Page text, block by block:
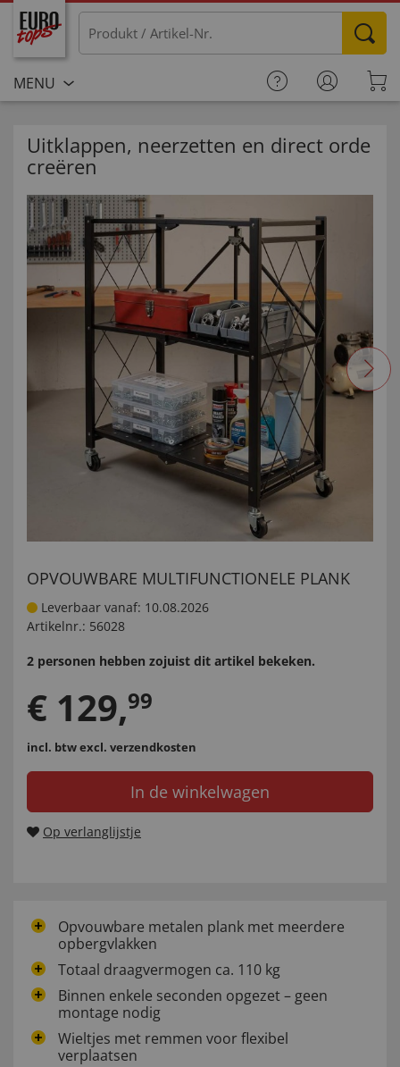
MENU
Uitklappen, neerzetten en direct orde
creëren
OPVOUWBARE MULTIFUNCTIONELE PLANK
Leverbaar vanaf: 10.08.2026
Artikelnr.: 56028
2 personen hebben zojuist dit artikel bekeken.
€ 129,99
incl. btwexcl. verzendkosten
In de winkelwagen
Op verlanglijstje
Opvouwbare metalen plank met meerdere
opbergvlakken
Totaal draagvermogen ca. 110 kg
Binnen enkele seconden opgezet – geen
montage nodig
Wieltjes met remmen voor flexibel
verplaatsen